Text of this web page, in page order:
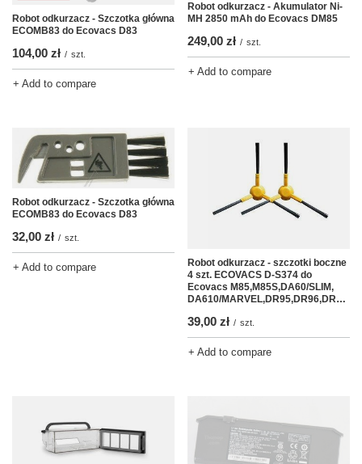
Robot odkurzacz - Szczotka główna
ECOMB83 do Ecovacs D83
104,00 zł / szt.
+ Add to compare
Robot odkurzacz - Akumulator Ni-
MH 2850 mAh do Ecovacs DM85
249,00 zł / szt.
+ Add to compare
Robot odkurzacz - Szczotka główna
ECOMB83 do Ecovacs D83
32,00 zł / szt.
+ Add to compare
Robot odkurzacz - szczotki boczne
4 szt. ECOVACS D-S374 do
Ecovacs M85,M85S,DA60/SLIM,
DA610/MARVEL,DR95,DR96,DR98,DM81,DN78,DM88
39,00 zł / szt.
+ Add to compare